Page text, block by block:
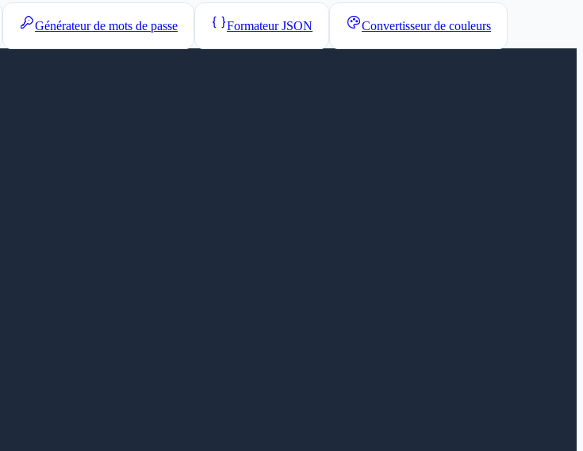
Générateur de mots de passe Formateur JSON Convertisseur de couleurs